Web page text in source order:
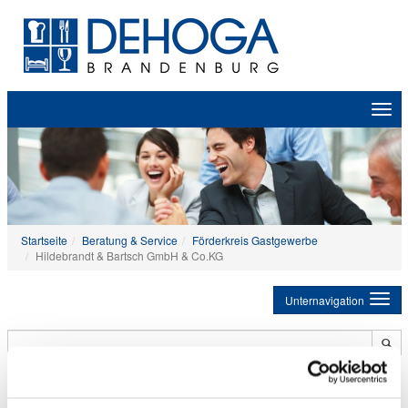
Startseite Beratung & Service
Förderkreis Gastgewerbe
Hildebrandt & Bartsch GmbH & Co.KG
Unternavigation